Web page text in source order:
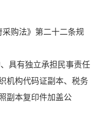
购法》第二十二条规
具有独立承担民事责任
机构代码证副本、税务
副本复印件加盖公